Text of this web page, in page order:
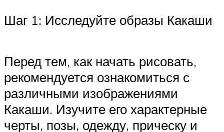
Шаг 1: Исследуйте образы Какаши
Перед тем, как начать рисовать,
рекомендуется ознакомиться с
различными изображениями
Какаши. Изучите его характерные
черты, позы, одежду, прическу и